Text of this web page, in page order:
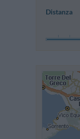
Distanza